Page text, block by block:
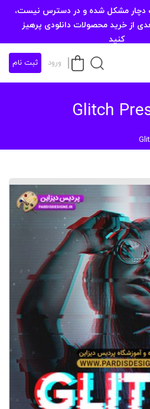
دچار مشکل شده و در دسترس نیست،
از خرید محصولات دانلودی پرهیز
کنید
ورود ثبت نام
Glitch